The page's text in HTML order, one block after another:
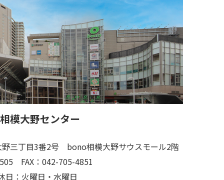
模大野センター
野三丁目3番2号 bono相模大野サウスモール2階
FAX：042-705-4851
日：火曜日・水曜日